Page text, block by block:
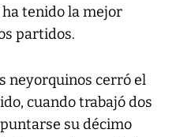
tenido la mejor
partidos.
neyorquinos cerró el
cuando trabajó dos
su décimo